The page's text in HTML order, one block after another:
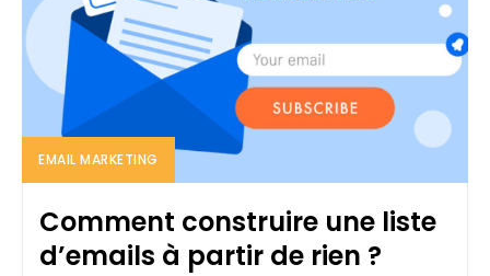
EMAIL MARKETING
Comment construire une liste
d’emails à partir de rien ?